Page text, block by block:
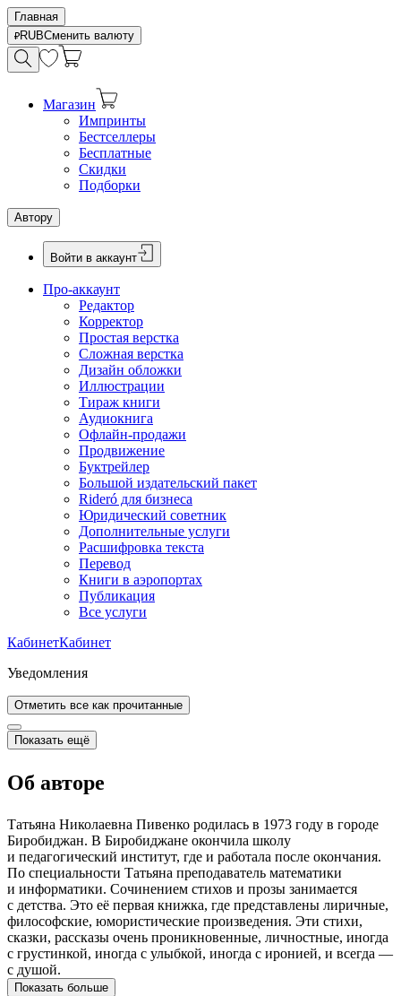
Главная
RUBСменить валюту
Магазин
Импринты
Бестселлеры
Бесплатные
Скидки
Подборки
Автору
Войти в аккаунт
Про-аккаунт
Редактор
Корректор
Простая верстка
Сложная верстка
Дизайн обложки
Иллюстрации
Тираж книги
Аудиокнига
Офлайн-продажи
Продвижение
Буктрейлер
Большой издательский пакет
Rideró для бизнеса
Юридический советник
Дополнительные услуги
Расшифровка текста
Перевод
Книги в аэропортах
Публикация
Все услуги
КабинетКабинет
Уведомления
Отметить все как прочитанные
Показать ещё
Об авторе
Татьяна Николаевна Пивенко родилась в 1973 году в городе
Биробиджан. В Биробиджане окончила школу
и педагогический институт, где и работала после окончания.
По специальности Татьяна преподаватель математики
и информатики. Сочинением стихов и прозы занимается
с детства. Это её первая книжка, где представлены лиричные,
философские, юмористические произведения. Эти стихи,
сказки, рассказы очень проникновенные, личностные, иногда
с грустинкой, иногда с улыбкой, иногда с иронией, и всегда —
с душой.
Показать больше